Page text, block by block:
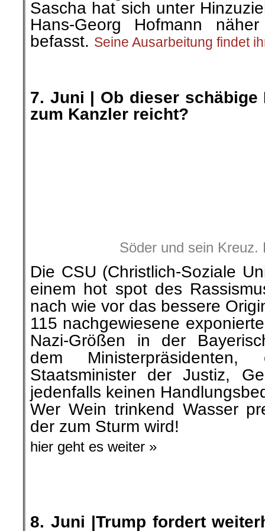
Sascha hat sich unter
Hans-Georg Hofmann
befasst. Seine Ausarbeitung findet
7. Juni | Ob dieser
zum Kanzler reicht?
Söder und sein Kreuz.
Die CSU (Christlich-Soziale
einem hot spot des
nach wie vor das bessere
115 nachgewiesene
Nazi-Größen in der
dem
Staatsminister der Justiz,
jedenfalls keinen
Wer Wein trinkend Wasser
der zum Sturm wird!
hier geht es weiter »
8. Juni |Trump fordert